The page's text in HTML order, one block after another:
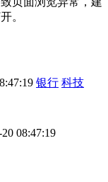
。
银行 科技
08:47:19